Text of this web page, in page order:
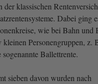
der klassischen
Dabei ging
wie bei Bahn und
kleinen Personengruppen, z.
Ballettrente.
sieben davon wurden nach